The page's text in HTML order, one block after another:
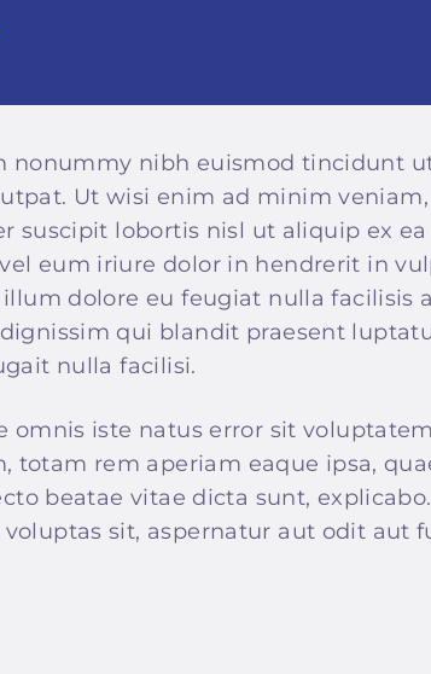
nonummy nibh euismod tincidunt
Ut wisi enim ad minim
suscipit lobortis nisl ut aliquip ex
eum iriure dolor in hendrerit in
dolore eu feugiat nulla facilisis
qui blandit praesent
nulla facilisi.
omnis iste natus error sit
totam rem aperiam eaque ipsa,
beatae vitae dicta sunt,
sit, aspernatur aut odit aut